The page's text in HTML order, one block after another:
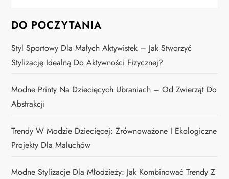
DO POCZYTANIA
Styl Sportowy Dla Małych Aktywistek – Jak Stworzyć
Stylizację Idealną Do Aktywności Fizycznej?
Modne Printy Na Dziecięcych Ubraniach – Od Zwierząt Do
Abstrakcji
Trendy W Modzie Dziecięcej: Zrównoważone I Ekologiczne
Projekty Dla Maluchów
Modne Stylizacje Dla Młodzieży: Jak Kombinować Trendy Z